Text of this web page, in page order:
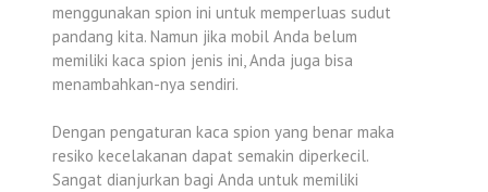
menggunakan spion ini untuk memperluas sudut
pandang kita. Namun jika mobil Anda belum
memiliki kaca spion jenis ini, Anda juga bisa
menambahkan-nya sendiri.
Dengan pengaturan kaca spion yang benar maka
resiko kecelakanan dapat semakin diperkecil.
Sangat dianjurkan bagi Anda untuk memiliki